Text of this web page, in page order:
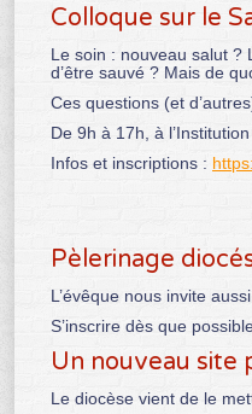
Colloque sur le
Le soin : nouveau salut ?
d’être sauvé ? Mais de
Ces questions (et
De 9h à 17h, à
Infos et inscriptions :
Pèlerinage
L’évêque nous invite
S’inscrire dès que
Un nouveau site
Le diocèse vient de le